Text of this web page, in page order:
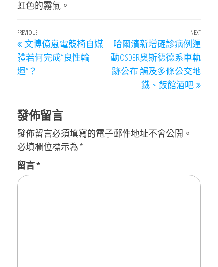
虹色的霧氣。
文
章
導
Previous
Post
PREVIOUS
文博億嵐電競椅自媒
體若何完成“良性輪
迴”？
Next
Post
NEXT
哈爾濱新增確診病例運
動OSDER奧斯德德系車軌
跡公布 觸及多條公交地
鐵、飯館酒吧
發佈留言
發佈留言必須填寫的電子郵件地址不會公開。
必填欄位標示為 *
留言*